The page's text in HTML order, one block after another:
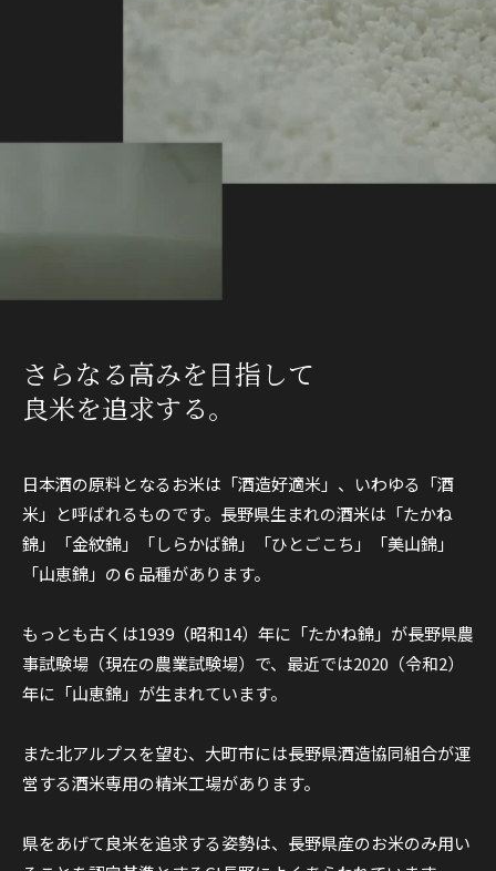
さらなる高みを目指して
良米を追求する。
日本酒の原料となるお米は「酒造好適米」、いわゆる「酒
米」と呼ばれるものです。長野県生まれの酒米は「たかね
錦」「金紋錦」「しらかば錦」「ひとごこち」「美山錦」
「山恵錦」の６品種があります。
もっとも古くは1939（昭和14）年に「たかね錦」が長野県農
事試験場（現在の農業試験場）で、最近では2020（令和2）
年に「山恵錦」が生まれています。
また北アルプスを望む、大町市には長野県酒造協同組合が運
営する酒米専用の精米工場があります。
県をあげて良米を追求する姿勢は、長野県産のお米のみ用い